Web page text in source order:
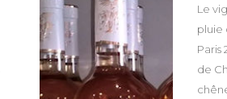
Le
pluie
Paris
de